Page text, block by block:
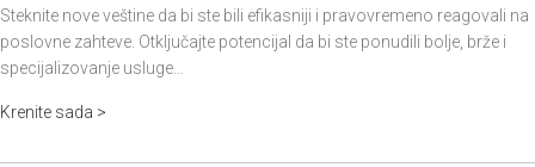
Steknite nove veštine da bi ste bili efikasniji i pravovremeno reagovali na
poslovne zahteve. Otključajte potencijal da bi ste ponudili bolje, brže i
specijalizovanje usluge…
Krenite sada >